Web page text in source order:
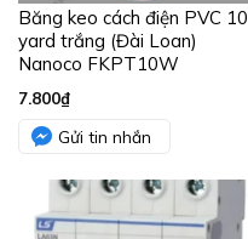
Băng keo cách điện PVC 10
yard trắng (Đài Loan)
Nanoco FKPT10W
7.800₫
Gửi tin nhắn